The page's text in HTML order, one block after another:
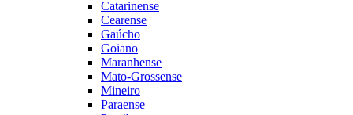
Catarinense
Cearense
Gaúcho
Goiano
Maranhense
Mato-Grossense
Mineiro
Paraense